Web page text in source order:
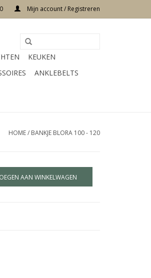
Mijn account / Registreren
KEUKEN
ANKLEBELTS
HOME/ BANKJE BLORA 100 - 120
AAN WINKELWAGEN